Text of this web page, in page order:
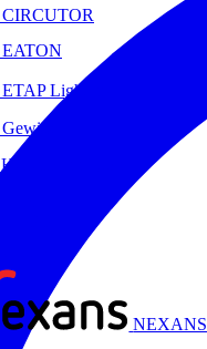
CIRCUTOR
EATON
ETAP Lighting
Gewiss
HellermannTyton
NEXANS